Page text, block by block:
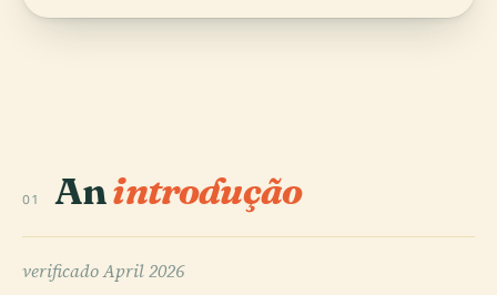
01 Anintrodução
verificadoApril 2026